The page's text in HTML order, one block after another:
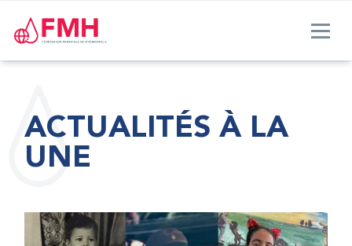
ACTUALITÉS À LA
UNE